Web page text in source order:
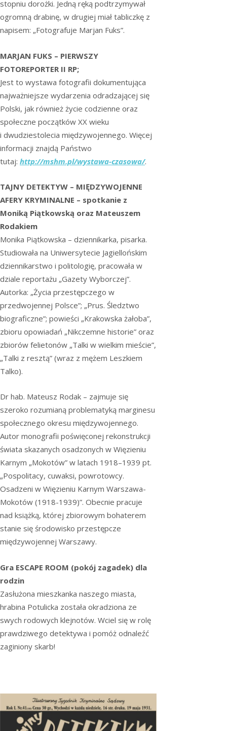
stopniu dorożki. Jedną ręką podtrzymywał
ogromną drabinę, w drugiej miał tabliczkę z
napisem: „Fotografuje Marjan Fuks”.
MARJAN FUKS – PIERWSZY
FOTOREPORTER II RP;
Jest to wystawa fotografii dokumentująca
najważniejsze wydarzenia odradzającej się
Polski, jak również życie codzienne oraz
społeczne początków XX wieku
i dwudziestolecia międzywojennego. Więcej
informacji znajdą Państwo
tutaj: http://mshm.pl/wystawa-czasowa/.
TAJNY DETEKTYW – MIĘDZYWOJENNE
AFERY KRYMINALNE – spotkanie z
Moniką Piątkowską oraz Mateuszem
Rodakiem
Monika Piątkowska – dziennikarka, pisarka.
Studiowała na Uniwersytecie Jagiellońskim
dziennikarstwo i politologię, pracowała w
dziale reportażu „Gazety Wyborczej”.
Autorka: „Życia przestępczego w
przedwojennej Polsce”; „Prus. Śledztwo
biograficzne”; powieści „Krakowska żałoba”,
zbioru opowiadań „Nikczemne historie” oraz
zbiorów felietonów „Talki w wielkim mieście”,
„Talki z resztą” (wraz z mężem Leszkiem
Talko).
Dr hab. Mateusz Rodak – zajmuje się
szeroko rozumianą problematyką marginesu
społecznego okresu międzywojennego.
Autor monografii poświęconej rekonstrukcji
świata skazanych osadzonych w Więzieniu
Karnym „Mokotów” w latach 1918–1939 pt.
„Pospolitacy, cuwaksi, powrotowcy.
Osadzeni w Więzieniu Karnym Warszawa-
Mokotów (1918-1939)”. Obecnie pracuje
nad książką, której zbiorowym bohaterem
stanie się środowisko przestępcze
międzywojennej Warszawy.
Gra ESCAPE ROOM (pokój zagadek) dla
rodzin
Zasłużona mieszkanka naszego miasta,
hrabina Potulicka została okradziona ze
swych rodowych klejnotów. Wciel się w rolę
prawdziwego detektywa i pomóż odnaleźć
zaginiony skarb!